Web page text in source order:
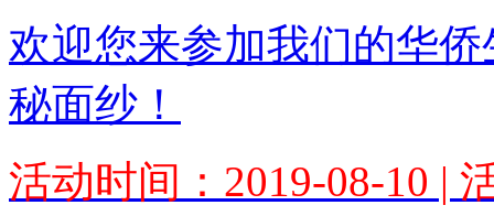
欢迎您来参加我们的华
秘面纱！
活动时间：2019-08-10 |